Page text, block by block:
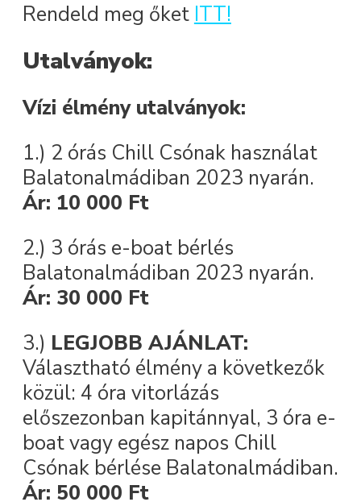
Rendeld meg őket ITT!
Utalványok:
Vízi élmény utalványok:
1.) 2 órás Chill Csónak használat
Balatonalmádiban 2023 nyarán.
Ár: 10 000 Ft
2.) 3 órás e-boat bérlés
Balatonalmádiban 2023 nyarán.
Ár: 30 000 Ft
3.) LEGJOBB AJÁNLAT:
Választható élmény a következők
közül: 4 óra vitorlázás
előszezonban kapitánnyal, 3 óra e-
boat vagy egész napos Chill
Csónak bérlése Balatonalmádiban.
Ár: 50 000 Ft